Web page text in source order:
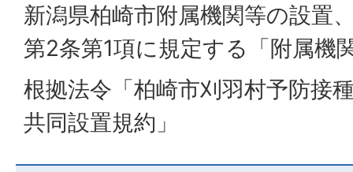
新潟県柏崎市附属機関等の設置
第2条第1項に規定する「附属機
根拠法令「柏崎市刈羽村予防接
共同設置規約」